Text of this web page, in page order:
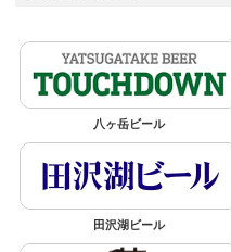
八ヶ岳ビール
田沢湖ビール